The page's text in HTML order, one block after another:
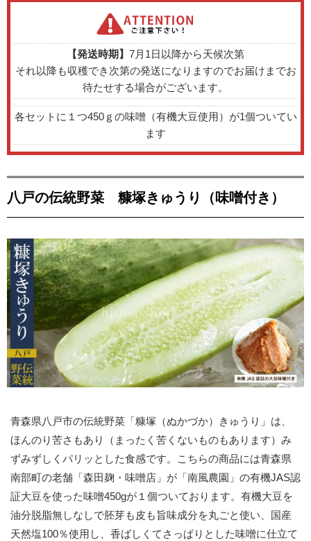
【発送時期】 7月1日以降から天候次第
それ以降も収穫でき次第の発送になりますのでお届けまでお
待たせする場合がございます。
各セットに１つ450ｇの味噌（有機大豆使用）が1個ついてい
ます
八戸の伝統野菜 糠塚きゅうり（味噌付き）
青森県八戸市の伝統野菜「糠塚（ぬかづか）きゅうり」は、
ほんのり苦さもあり（まったく苦くないものもあります）み
ずみずしくパリッとした食感です。こちらの商品には青森県
南部町の老舗「森田麹・味噌店」が「南風農園」の有機JAS認
証大豆を使った味噌450gが１個ついております。有機大豆を
油分脱脂無しなしで胚芽も皮も旨味成分を丸ごと使い、国産
天然塩100％使用し、香ばしくてさっぱりとした味噌に仕立て